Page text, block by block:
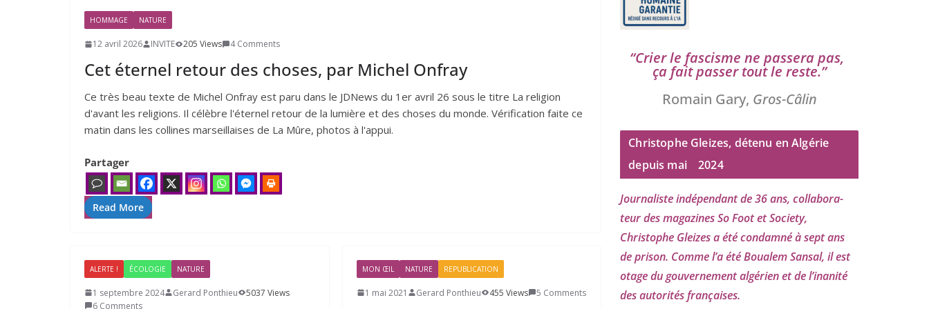
HOMMAGE NATURE
12 avril 2026 INVITE 205 Views 4 Comments
Cet éternel retour des choses, par Michel Onfray
Ce très beau texte de Michel Onfray est paru dans le JDNews du 1er avril 26 sous le titre La religion
d'avant les religions. Il célèbre l'éternel retour de la lumière et des choses du monde. Vérification faite ce
matin dans les collines marseillaises de La Mûre, photos à l'appui.
Partager
Read More
ALERTE ! ÉCOLOGIE NATURE
1 septembre 2024 Gerard Ponthieu
5037 Views
6 Comments
MON ŒIL NATURE REPUBLICATION
1 mai 2021 Gerard Ponthieu 455 Views 5 Comments
“Crier le fas­cisme ne pas­se­ra pas,
ça fait pas­ser tout le reste.”
Romain Gary, Gros-Câlin
Christophe Gleizes, détenu en Algérie
depuis mai
2024
Journaliste indé­pen­dant de36ans, col­la­bo­ra­
teur des maga­zines So Foot et Society,
Christophe Gleizesa été condam­né à sept ans
de pri­son. Comme l’a été Boualem Sansal, il est
otage du gou­ver­ne­ment algé­rien et de l’i­na­ni­té
des auto­ri­tés françaises.